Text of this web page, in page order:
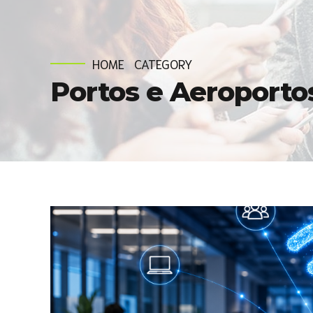
HOME CATEGORY
Portos e